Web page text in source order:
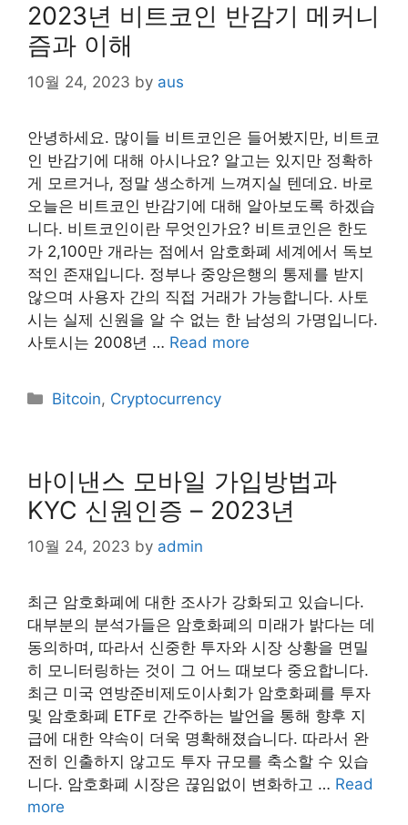
2023년 비트코인 반감기 메커니
즘과 이해
10월 24, 2023 by aus
안녕하세요. 많이들 비트코인은 들어봤지만, 비트코
인 반감기에 대해 아시나요? 알고는 있지만 정확하
게 모르거나, 정말 생소하게 느껴지실 텐데요. 바로
오늘은 비트코인 반감기에 대해 알아보도록 하겠습
니다. 비트코인이란 무엇인가요? 비트코인은 한도
가 2,100만 개라는 점에서 암호화폐 세계에서 독보
적인 존재입니다. 정부나 중앙은행의 통제를 받지
않으며 사용자 간의 직접 거래가 가능합니다. 사토
시는 실제 신원을 알 수 없는 한 남성의 가명입니다.
사토시는 2008년 … Read more
Categories
Bitcoin, Cryptocurrency
바이낸스 모바일 가입방법과
KYC 신원인증 – 2023년
10월 24, 2023 by admin
최근 암호화폐에 대한 조사가 강화되고 있습니다.
대부분의 분석가들은 암호화폐의 미래가 밝다는 데
동의하며, 따라서 신중한 투자와 시장 상황을 면밀
히 모니터링하는 것이 그 어느 때보다 중요합니다.
최근 미국 연방준비제도이사회가 암호화폐를 투자
및 암호화폐 ETF로 간주하는 발언을 통해 향후 지
급에 대한 약속이 더욱 명확해졌습니다. 따라서 완
전히 인출하지 않고도 투자 규모를 축소할 수 있습
니다. 암호화폐 시장은 끊임없이 변화하고 … Read
more